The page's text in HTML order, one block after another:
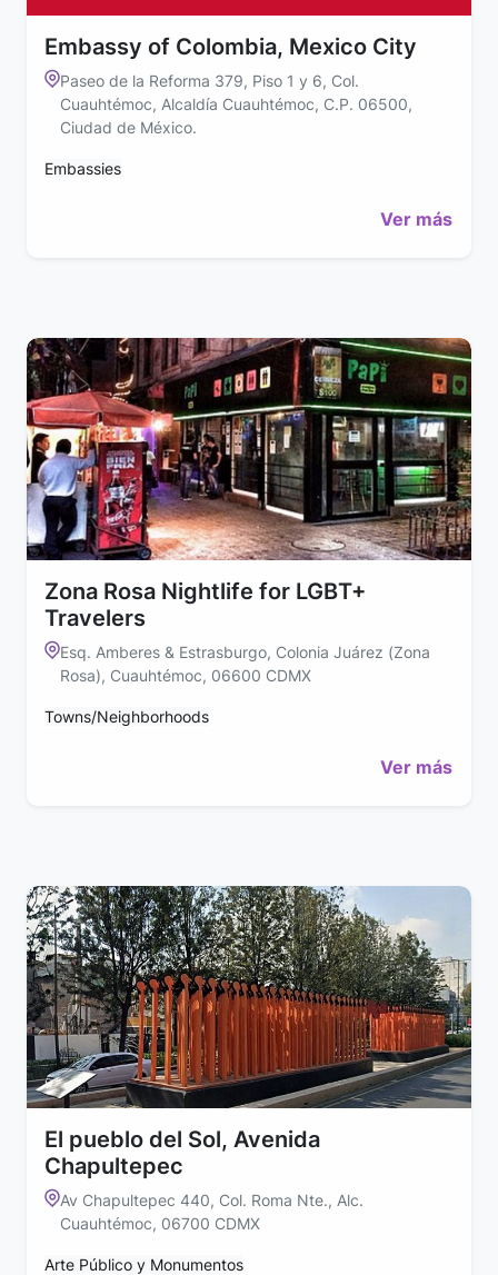
Embassy of Colombia, Mexico City
Paseo de la Reforma 379, Piso 1 y 6, Col.
Cuauhtémoc, Alcaldía Cuauhtémoc, C.P. 06500,
Ciudad de México.
Embassies
Ver más
Zona Rosa Nightlife for LGBT+
Travelers
Esq. Amberes & Estrasburgo, Colonia Juárez (Zona
Rosa), Cuauhtémoc, 06600 CDMX
Towns/Neighborhoods
Ver más
El pueblo del Sol, Avenida
Chapultepec
Av Chapultepec 440, Col. Roma Nte., Alc.
Cuauhtémoc, 06700 CDMX
Arte Público y Monumentos